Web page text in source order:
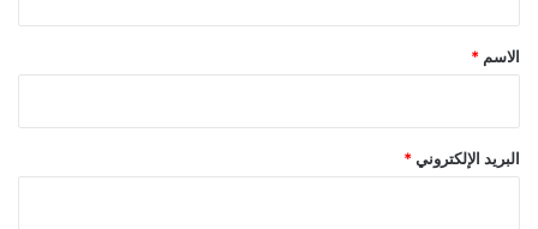
*
الاسم *
البريد الإلكتروني *